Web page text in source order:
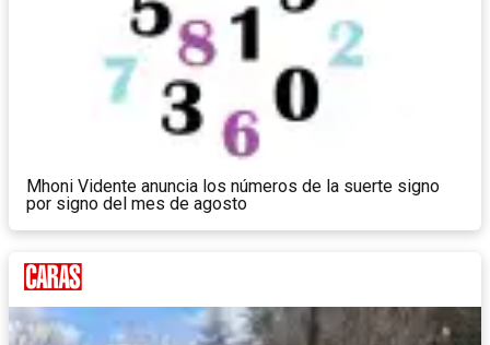
Mhoni Vidente anuncia los números de la suerte signo
por signo del mes de agosto